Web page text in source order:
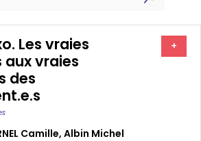
Les vraies
aux vraies
des
Camille, Albin Michel
+